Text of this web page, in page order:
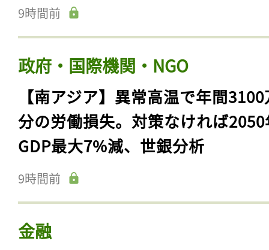
9時間前
政府・国際機関・NGO
【南アジア】異常高温で年間
分の労働損失。対策なければ
GDP最大7%減、世銀分析
9時間前
金融